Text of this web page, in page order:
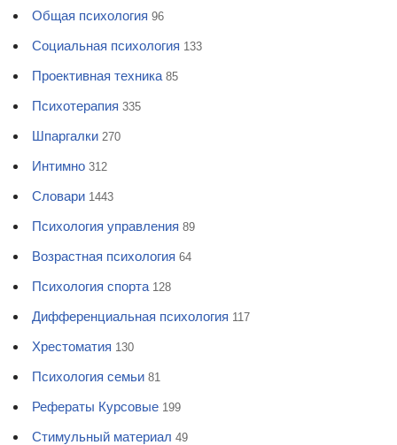
Общая психология 96
Социальная психология 133
Проективная техника 85
Психотерапия 335
Шпаргалки 270
Интимно 312
Словари 1443
Психология управления 89
Возрастная психология 64
Психология спорта 128
Дифференциальная психология 117
Хрестоматия 130
Психология семьи 81
Рефераты Курсовые 199
Стимульный материал 49